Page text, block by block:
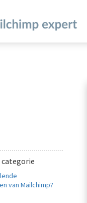
van Mailchimp?